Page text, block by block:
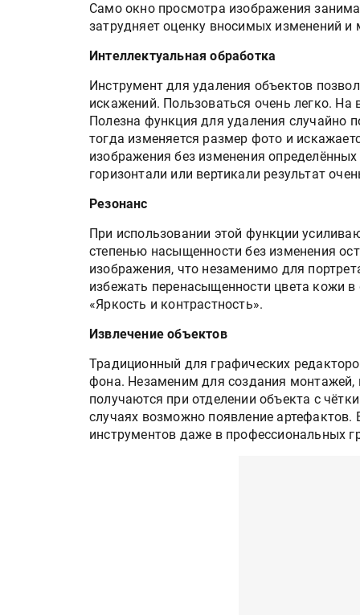
Само окно просмотра изображения
затрудняет оценку вносимых изменений
Интеллектуальная обработка
Инструмент для удаления объектов
искажений. Пользоваться очень легко. На
Полезна функция для удаления случайно
тогда изменяется размер фото и
изображения без изменения
горизонтали или вертикали результат
Резонанс
При использовании этой функции
степенью насыщенности без изменения
изображения, что незаменимо для
избежать перенасыщенности цвета кожи в
«Яркость и контрастность».
Извлечение объектов
Традиционный для графических
фона. Незаменим для создания монтажей,
получаются при отделении объекта с
случаях возможно появление
инструментов даже в профессиональных